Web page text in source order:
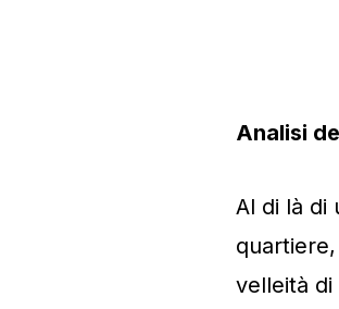
Analisi
Al di là di
velleità di